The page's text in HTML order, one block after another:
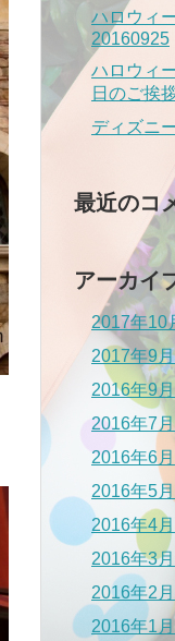
ハロウィ
20160925
ハロウィ
日のご挨
ディズニ
最近のコ
アーカイ
2017年10
2017年9月
2016年9月
2016年7月
2016年6月
2016年5月
2016年4月
2016年3月
2016年2月
2016年1月